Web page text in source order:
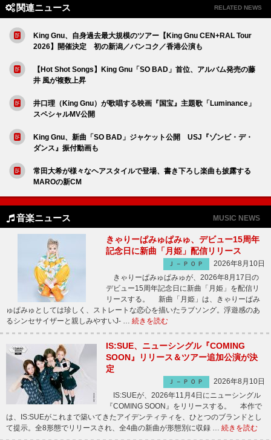
関連ニュース RELATED NEWS
King Gnu、自身過去最大規模のツアー【King Gnu CEN+RAL Tour
2026】開催決定 初の新潟／バンコク／香港公演も
【Hot Shot Songs】King Gnu「SO BAD」首位、アルバム発売の藤
井 風が複数上昇
井口理（King Gnu）が歌唱する映画『国宝』主題歌「Luminance」
スペシャルMV公開
King Gnu、新曲「SO BAD」ジャケット公開 USJ『ゾンビ・デ・
ダンス』振付動画も
常田大希が様々なヘアスタイルで登場、書き下ろし楽曲も披露する
MAROの新CM
音楽ニュース MUSIC NEWS
きゃりーぱみゅぱみゅ、デビュー15周年
記念日に新曲「月姫」配信リリース
Ｊ－ＰＯＰ
2026年8月10日
きゃりーぱみゅぱみゅが、2026年8月17日の
デビュー15周年記念日に新曲「月姫」を配信リ
リースする。 新曲「月姫」は、きゃりーぱみ
ゅぱみゅとしては珍しく、ストレートな恋心を描いたラブソング。浮遊感のあ
るシンセサイザーと親しみやすいJ- … 続きを読む
IS:SUE、ニューシングル『COMING
SOON』リリース＆ツアー追加公演が決
定
Ｊ－ＰＯＰ
2026年8月10日
IS:SUEが、2026年11月4日にニューシングル
『COMING SOON』をリリースする。 本作で
は、IS:SUEがこれまで築いてきたアイデンティティを、ひとつのブランドとし
て提示。全8形態でリリースされ、全4曲の新曲が形態別に収録 … 続きを読む